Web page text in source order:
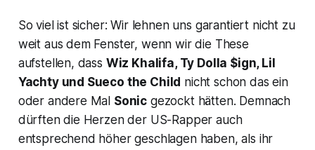
So viel ist sicher: Wir lehnen uns garantiert nicht zu
weit aus dem Fenster, wenn wir die These
aufstellen, dass Wiz Khalifa, Ty Dolla $ign, Lil
Yachty und Sueco the Child nicht schon das ein
oder andere Mal Sonic gezockt hätten. Demnach
dürften die Herzen der US-Rapper auch
entsprechend höher geschlagen haben, als ihr